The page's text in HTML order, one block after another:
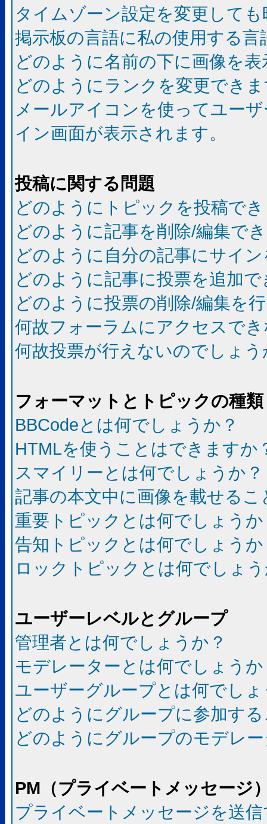
タイムゾーン設定を変更して
掲示板の言語に私の使用する
どのように名前の下に画像を
どのようにランクを変更でき
メールアイコンを使ってユー
イン画面が表示されます。
投稿に関する問題
どのようにトピックを投稿で
どのように記事を削除/編集で
どのように自分の記事にサイ
どのように記事に投票を追加
どのように投票の削除/編集を
何故フォーラムにアクセスで
何故投票が行えないのでしょう
フォーマットとトピックの種類
BBCodeとは何でしょうか？
HTMLを使うことはできますか
スマイリーとは何でしょうか？
記事の本文中に画像を載せる
重要トピックとは何でしょうか
告知トピックとは何でしょうか
ロックトピックとは何でしょ
ユーザーレベルとグループ
管理者とは何でしょうか？
モデレーターとは何でしょうか
ユーザーグループとは何でし
どのようにグループに参加す
どのようにグループのモデレ
PM（プライベートメッセージ
プライベートメッセージを送